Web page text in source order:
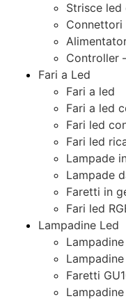
Strisce
Connettori
Controller
Fari a Led
Fari a led
Fari a led
Fari led
Fari led
Lampade
Lampade
Faretti in
Fari led
Lampadine Led
Lampadine
Faretti